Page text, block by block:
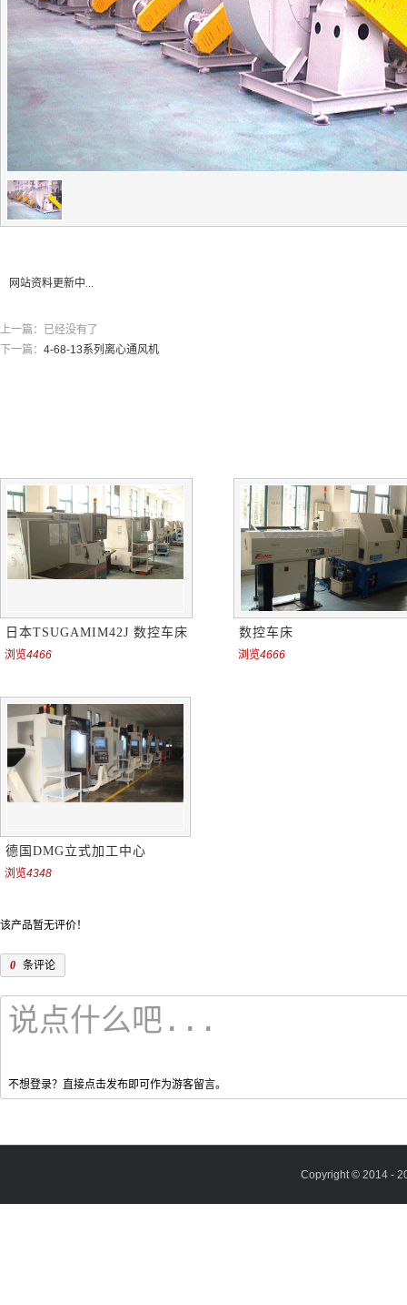
网站资料更新中...
上一篇：已经没有了
下一篇： 4-68-13系列离心通风机
日本TSUGAMIM42J 数控车床
浏览4466
数控车床
浏览4666
德国DMG立式加工中心
浏览4348
该产品暂无评价！
0 条评论
不想登录？直接点击发布即可作为游客留言。
Copyright © 2014 -